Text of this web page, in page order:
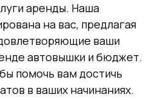
аренды. Наша
на вас, предлагая
ваши
автовышки и бюджет.
помочь вам достичь
в ваших начинаниях.